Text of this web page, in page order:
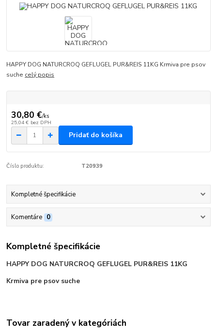
HAPPY DOG NATURCROQ GEFLUGEL PUR&REIS 11KG Krmiva pre psov
suche celý popis
30,80 €/ks
25,04 € bez DPH
Pridať do košíka
Číslo produktu: T20939
Kompletné špecifikácie
Komentáre 0
Kompletné špecifikácie
HAPPY DOG NATURCROQ GEFLUGEL PUR&REIS 11KG
Krmiva pre psov suche
Tovar zaradený v kategóriách